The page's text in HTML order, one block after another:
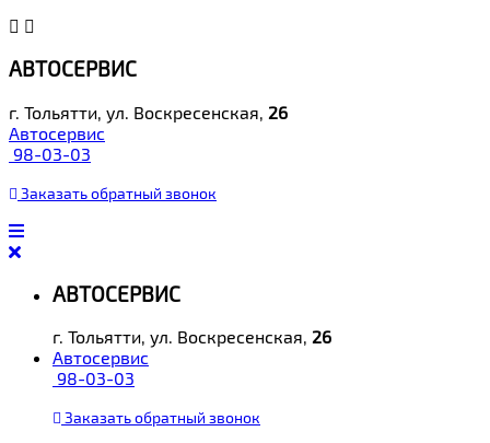
АВТОСЕРВИС
г. Тольятти, ул. Воскресенская, 26
Автосервис
98-03-03
Заказатьобратныйзвонок
АВТОСЕРВИС
г. Тольятти, ул. Воскресенская, 26
Автосервис
98-03-03
Заказатьобратныйзвонок